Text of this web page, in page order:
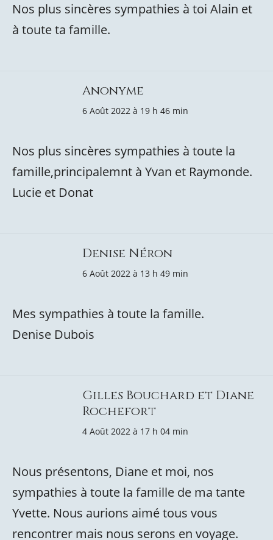
Nos plus sincères sympathies à toi Alain et
à toute ta famille.
Anonyme
6 Août 2022 à 19 h 46 min
Nos plus sincères sympathies à toute la
famille,principalemnt à Yvan et Raymonde.
Lucie et Donat
Denise Néron
6 Août 2022 à 13 h 49 min
Mes sympathies à toute la famille.
Denise Dubois
Gilles Bouchard et Diane
Rochefort
4 Août 2022 à 17 h 04 min
Nous présentons, Diane et moi, nos
sympathies à toute la famille de ma tante
Yvette. Nous aurions aimé tous vous
rencontrer mais nous serons en voyage.